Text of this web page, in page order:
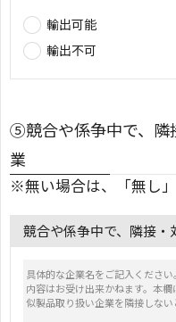
輸出可能
輸出不可
⑤競合や係争中で、隣
業
※無い場合は、「無し
競合や係争中で、隣接